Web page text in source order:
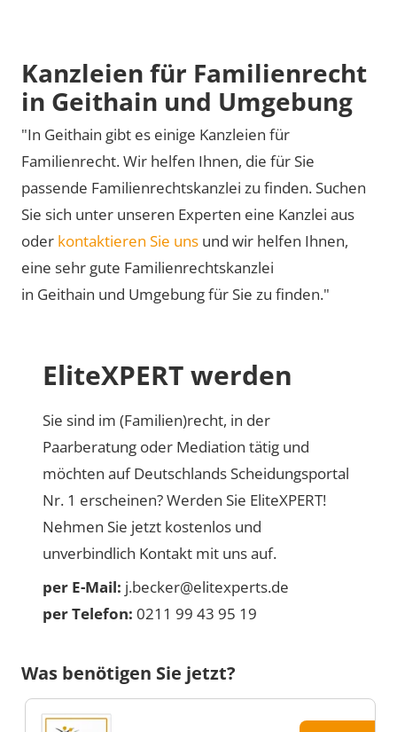
Kanzleien für Familienrecht
in Geithain und Umgebung
"In Geithain gibt es einige Kanzleien für
Familienrecht. Wir helfen Ihnen, die für Sie
passende Familienrechtskanzlei zu finden. Suchen
Sie sich unter unseren Experten eine Kanzlei aus
oder kontaktieren Sie uns und wir helfen Ihnen,
eine sehr gute Familienrechtskanzlei
in Geithain und Umgebung für Sie zu finden."
EliteXPERT werden
Sie sind im (Familien)recht, in der
Paarberatung oder Mediation tätig und
möchten auf Deutschlands Scheidungsportal
Nr. 1 erscheinen? Werden Sie EliteXPERT!
Nehmen Sie jetzt kostenlos und
unverbindlich Kontakt mit uns auf.
per E-Mail: j.becker@elitexperts.de
per Telefon: 0211 99 43 95 19
Was benötigen Sie jetzt?